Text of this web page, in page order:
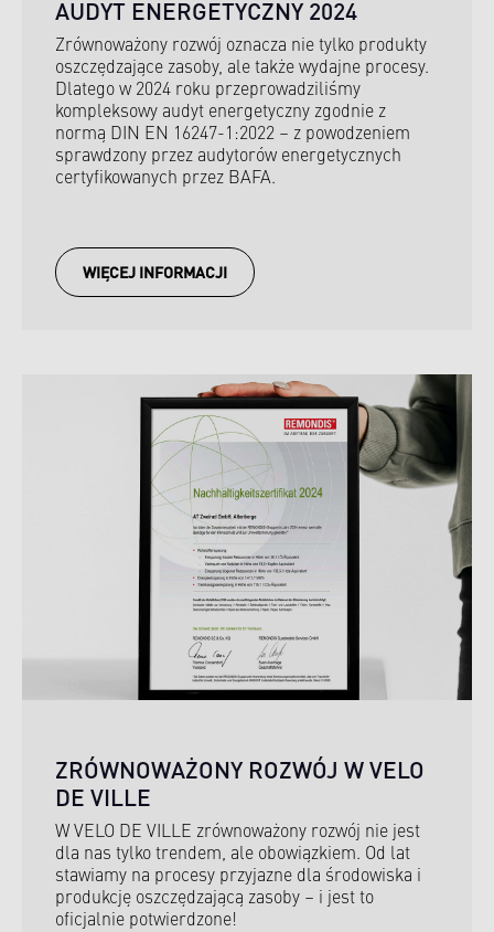
AUDYT ENERGETYCZNY 2024
Zrównoważony rozwój oznacza nie tylko produkty
oszczędzające zasoby, ale także wydajne procesy.
Dlatego w 2024 roku przeprowadziliśmy
kompleksowy audyt energetyczny zgodnie z
normą DIN EN 16247-1:2022 – z powodzeniem
sprawdzony przez audytorów energetycznych
certyfikowanych przez BAFA.
WIĘCEJ INFORMACJI
ZRÓWNOWAŻONY ROZWÓJ W VELO
DE VILLE
W VELO DE VILLE zrównoważony rozwój nie jest
dla nas tylko trendem, ale obowiązkiem. Od lat
stawiamy na procesy przyjazne dla środowiska i
produkcję oszczędzającą zasoby – i jest to
oficjalnie potwierdzone!